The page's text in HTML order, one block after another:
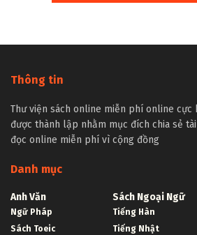
Thông tin
Thư viện sách online miễn phí online cực
được thành lập nhằm mục đích chia sẻ
đọc online miễn phí vì cộng đồng
Danh mục
Anh Văn
Ngữ Pháp
Sách Toeic
Sách Ngoại Ngữ
Tiếng Hàn
Tiếng Nhật